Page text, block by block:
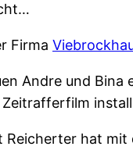
Firma
Andre und Bina
Zeitrafferfilm
Reicherter hat mit